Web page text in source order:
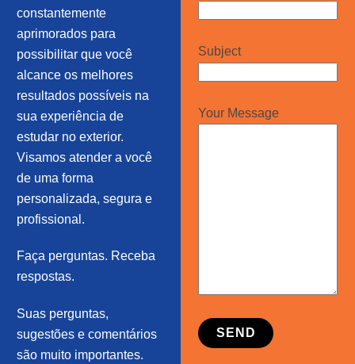
constantemente
aprimorados para
possibilitar que você
alcance os melhores
resultados possíveis na
sua experiência de
estudar no exterior.
Visamos atender a você
de uma forma
personalizada, segura e
profissional.
Faça perguntas. Receba
respostas.
Suas perguntas,
sugestões e comentários
são muito importantes.
Subject
Your Message